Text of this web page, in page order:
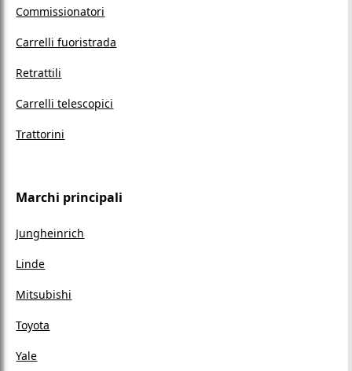
Commissionatori
Carrelli fuoristrada
Retrattili
Carrelli telescopici
Trattorini
Marchi principali
Jungheinrich
Linde
Mitsubishi
Toyota
Yale